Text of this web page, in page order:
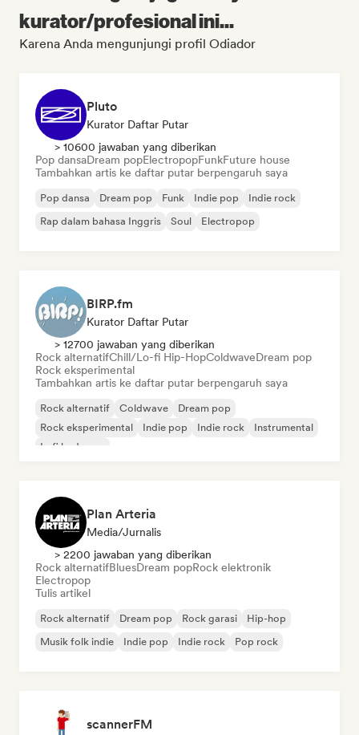
kurator/profesional ini...
Karena Anda mengunjungi profil Odiador
Pluto
Kurator Daftar Putar
> 10600 jawaban yang diberikan
Pop dansaDream popElectropopFunkFuture house
Tambahkan artis ke daftar putar berpengaruh saya
Pop dansa Dream pop Funk Indie pop
Indie rock
Rap dalam bahasa Inggris
Soul Electropop
BIRP.fm
Kurator Daftar Putar
> 12700 jawaban yang diberikan
Rock alternatifChill/Lo-fi Hip-HopColdwaveDream pop
Rock eksperimental
Tambahkan artis ke daftar putar berpengaruh saya
Rock alternatif Coldwave
Dream pop
Rock eksperimental
Indie pop Indie rock
Instrumental
Lofi bedroom
Plan Arteria
Media/Jurnalis
> 2200 jawaban yang diberikan
Rock alternatifBluesDream popRock elektronik
Electropop
Tulis artikel
Rock alternatif Dream pop Rock garasi
Hip-hop
Musik folk indie
Indie pop Indie rock Pop rock
scannerFM